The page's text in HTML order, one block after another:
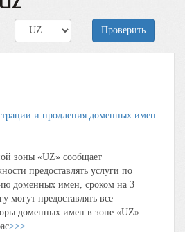
Проверить
и продления доменных имен
зоны «UZ» сообщает
предоставлять услуги по
доменных имен, сроком на 3
могут предоставлять все
доменных имен в зоне «UZ».
>>>